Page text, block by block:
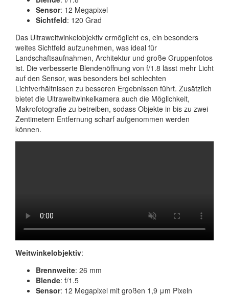
Sensor: 12 Megapixel
Sichtfeld: 120 Grad
Das Ultraweitwinkelobjektiv ermöglicht es, ein besonders
weites Sichtfeld aufzunehmen, was ideal für
Landschaftsaufnahmen, Architektur und große Gruppenfotos
ist. Die verbesserte Blendenöffnung von f/1.8 lässt mehr Licht
auf den Sensor, was besonders bei schlechten
Lichtverhältnissen zu besseren Ergebnissen führt. Zusätzlich
bietet die Ultraweitwinkelkamera auch die Möglichkeit,
Makrofotografie zu betreiben, sodass Objekte in bis zu zwei
Zentimetern Entfernung scharf aufgenommen werden
können.
Weitwinkelobjektiv:
Brennweite: 26 mm
Blende: f/1.5
Sensor: 12 Megapixel mit großen 1,9 μm Pixeln